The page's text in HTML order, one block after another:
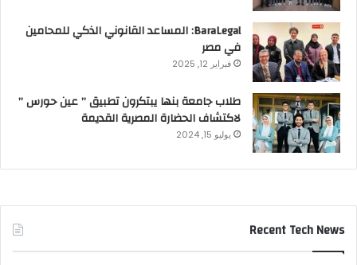
BaraLegal: المساعد القانوني الذكي للمحامين
في مصر
فبراير 12, 2025
طلاب جامعة بنها يبتكرون تطبيق ” عين حورس ”
لاكتشاف الحضارة المصرية القديمة
يوليو 15, 2024
Recent Tech News